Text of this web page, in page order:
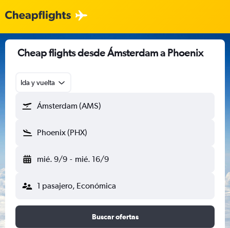
Cheap flights desde Ámsterdam a Phoenix
Ida y vuelta
Ámsterdam (AMS)
Phoenix (PHX)
mié. 9/9 - mié. 16/9
1 pasajero, Económica
Buscar ofertas